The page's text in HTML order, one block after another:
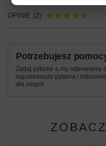
OPINIE (2)
Potrzebujesz
Zadaj pytanie a my odpowiemy
najciekawsze pytania i
dla innych.